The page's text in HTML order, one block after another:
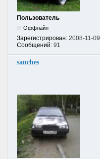
Пользователь
Оффлайн
Зарегистрирован: 2008-11-09
Сообщений: 91
sanches